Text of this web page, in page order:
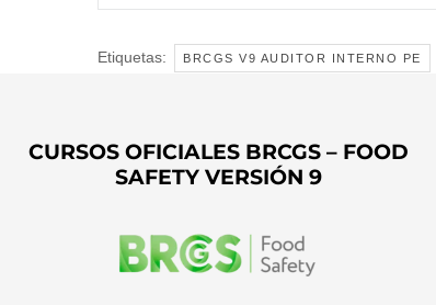
Etiquetas: BRCGS V9 AUDITOR INTERNO PE
CURSOS OFICIALES BRCGS – FOOD
SAFETY VERSIÓN 9